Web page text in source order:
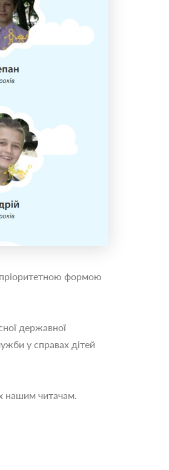
пріоритетною формою
державної
у справах дітей
нашим читачам.